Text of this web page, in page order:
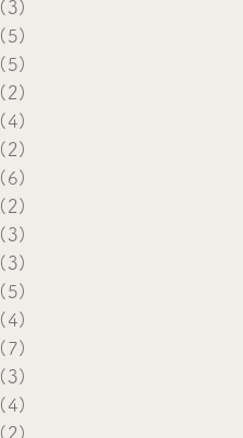
(3)
(5)
(5)
(2)
(4)
(2)
(6)
(2)
(3)
(3)
(5)
(4)
(7)
(3)
(4)
(2)